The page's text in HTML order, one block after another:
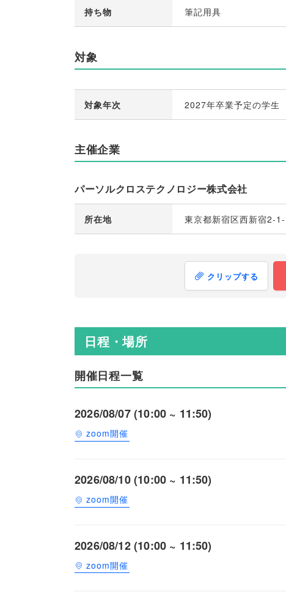
持ち物 筆記用具
対象
対象年次 2027年卒業予定の学生
主催企業
パーソルクロステクノロジー株式会社
所在地 東京都新宿区西新宿2-
クリップする
日程・場所
開催日程一覧
2026/08/07 (10:00 ~ 11:50)
zoom開催
2026/08/10 (10:00 ~ 11:50)
zoom開催
2026/08/12 (10:00 ~ 11:50)
zoom開催